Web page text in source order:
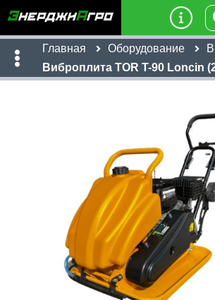
Главная Оборудование
Виброплита TOR T-90 Loncin
58,056
Я даю согласие наобработку
Отправить